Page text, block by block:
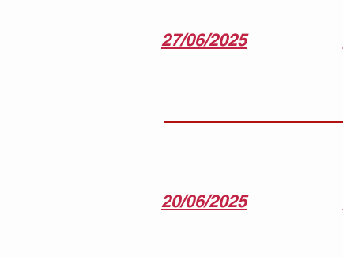
27/06/2025
20/06/2025